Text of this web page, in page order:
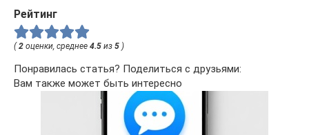
Рейтинг
( 2 оценки, среднее 4.5 из 5 )
Понравилась статья? Поделиться с друзьями:
Вам также может быть интересно